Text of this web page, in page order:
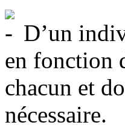
D’un
en fonction
chacun et
nécessaire.